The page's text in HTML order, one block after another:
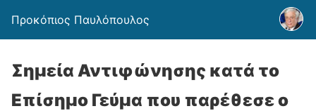
Προκόπιος Παυλόπουλος
Σημεία Αντιφώνησης κατά το
Επίσημο Γεύμα που παρέθεσε ο